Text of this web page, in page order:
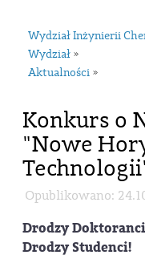
Wydział Inżynierii
Wydział »
Aktualności »
Konkurs o
"Nowe
Opublikowano:
Drodzy
Drodzy Studenci!